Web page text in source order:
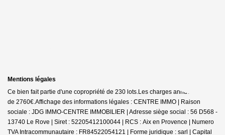
Mentions légales
Ce bien fait partie d'une copropriété de 230 lots.Les charges annuelles sont
de 2760€.Affichage des informations légales : CENTRE IMMO | Raison
sociale : JDG IMMO-CENTRE IMMOBILIER | Adresse siège social : 56 D568 -
13740 Le Rove | Siret : 52205412100044 | RCS : Aix en Provence | Numero
TVA Intracommunautaire : FR84522054121 | Forme juridique : sarl | Capital